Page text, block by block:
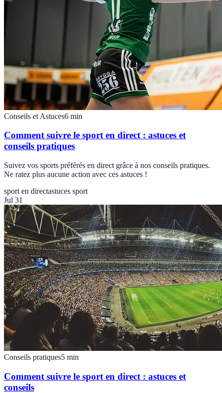
Conseils et Astuces6 min
Comment suivre le sport en direct : astuces et
conseils pratiques
Suivez vos sports préférés en direct grâce à nos conseils pratiques.
Ne ratez plus aucune action avec ces astuces !
sport en directastuces sport
Jul 31
Conseils pratiques5 min
Comment suivre le sport en direct : astuces et
conseils